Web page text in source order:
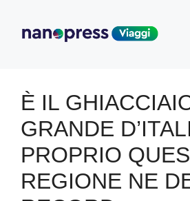
contenuto
È IL
GRANDE
PROPRIO
REGIONE NE